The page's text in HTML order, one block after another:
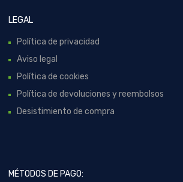
LEGAL
Política de privacidad
Aviso legal
Política de cookies
Política de devoluciones y reembolsos
Desistimiento de compra
MÉTODOS DE PAGO: